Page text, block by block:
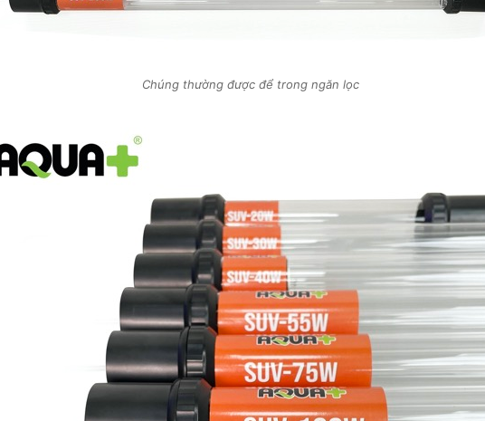
Chúng thường được để trong ngăn lọc